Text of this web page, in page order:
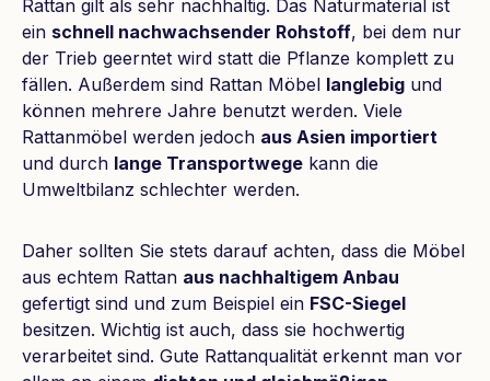
Rattan gilt als sehr nachhaltig. Das Naturmaterial ist
ein schnell nachwachsender Rohstoff, bei dem nur
der Trieb geerntet wird statt die Pflanze komplett zu
fällen. Außerdem sind Rattan Möbel langlebig und
können mehrere Jahre benutzt werden. Viele
Rattanmöbel werden jedoch aus Asien importiert
und durch lange Transportwege kann die
Umweltbilanz schlechter werden.
Daher sollten Sie stets darauf achten, dass die Möbel
aus echtem Rattan aus nachhaltigem Anbau
gefertigt sind und zum Beispiel ein FSC-Siegel
besitzen. Wichtig ist auch, dass sie hochwertig
verarbeitet sind. Gute Rattanqualität erkennt man vor